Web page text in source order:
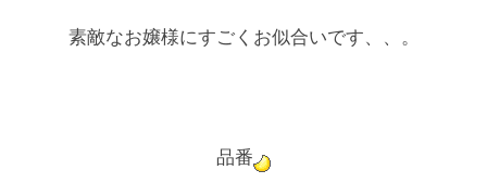
素敵なお嬢様にすごくお似合いです、、。
品番